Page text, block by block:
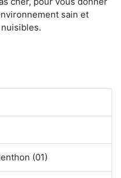
sain et
(01)